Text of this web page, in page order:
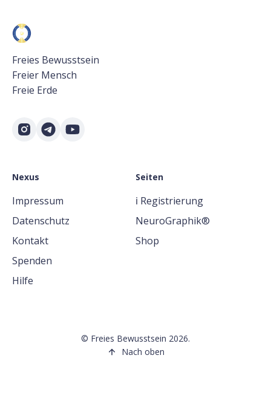
Freies Bewusstsein
Freier Mensch
Freie Erde
Nexus
Impressum
Datenschutz
Kontakt
Spenden
Hilfe
Seiten
ℹ️ Registrierung
NeuroGraphik®
Shop
© Freies Bewusstsein 2026.
Nach oben